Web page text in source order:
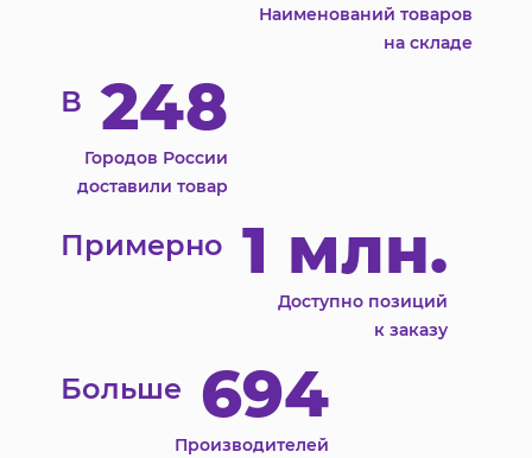
Наименований товаров
на складе
В 248
Городов России
доставили товар
Примерно 1 млн.
Доступно позиций
к заказу
Больше 694
Производителей